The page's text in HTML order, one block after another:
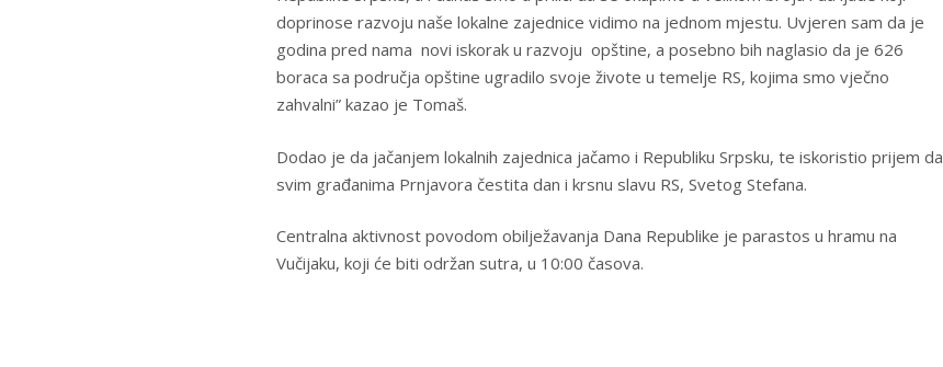
doprinose razvoju naše lokalne zajednice vidimo na jednom mjestu. Uvjeren sam da je
godina pred nama novi iskorak u razvoju opštine, a posebno bih naglasio da je 626
boraca sa područja opštine ugradilo svoje živote u temelje RS, kojima smo vječno
zahvalni” kazao je Tomaš.
Dodao je da jačanjem lokalnih zajednica jačamo i Republiku Srpsku, te iskoristio prijem da
svim građanima Prnjavora čestita dan i krsnu slavu RS, Svetog Stefana.
Centralna aktivnost povodom obilježavanja Dana Republike je parastos u hramu na
Vučijaku, koji će biti održan sutra, u 10:00 časova.